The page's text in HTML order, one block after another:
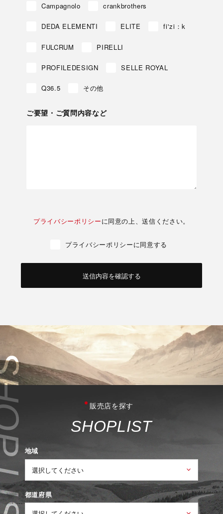
Campagnolo crankbrothers
DEDA ELEMENTI ELITE fi'zi：k
FULCRUM PIRELLI
PROFILEDESIGN SELLE ROYAL
Q36.5 その他
ご要望・ご質問内容など
プライバシーポリシーに同意の上、送信ください。
プライバシーポリシーに同意する
販売店を探す
SHOPLIST
地域
都道府県